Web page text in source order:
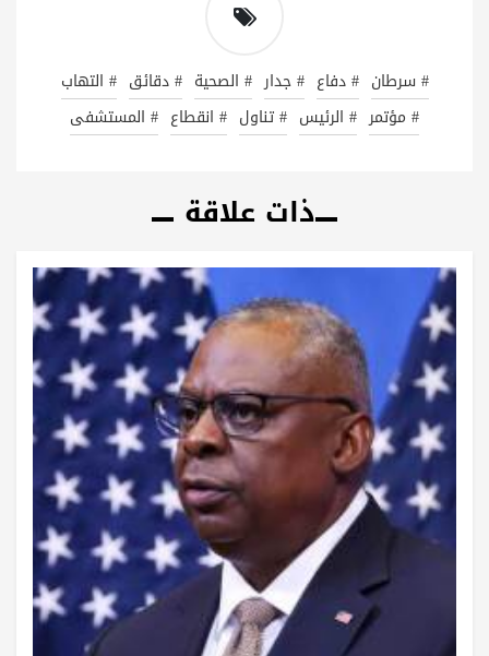
# سرطان # دفاع # جدار # الصحية # دقائق # التهاب
# مؤتمر # الرئيس # تناول # انقطاع # المستشفى
ذات علاقة